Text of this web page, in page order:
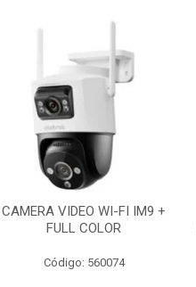
CAMERA VIDEO WI-FI IM9 +
FULL COLOR
Código: 560074